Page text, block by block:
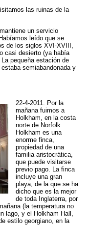
las ruinas de la
un servicio
leído que se
de los siglos XVI-XVIII,
casi desierto (ya había
pequeña estación de
semiabandonada y
22-4-2011. Por la
mañana fuimos a
Holkham, en la costa
norte de Norfolk.
Holkham es una
enorme finca,
propiedad de una
familia aristocrática,
que puede visitarse
previo pago. La finca
incluye una gran
playa, de la que se ha
dicho que es la mejor
de toda Inglaterra, por
(la temperatura no
lago, y el Holkham Hall,
estilo georgiano, en la